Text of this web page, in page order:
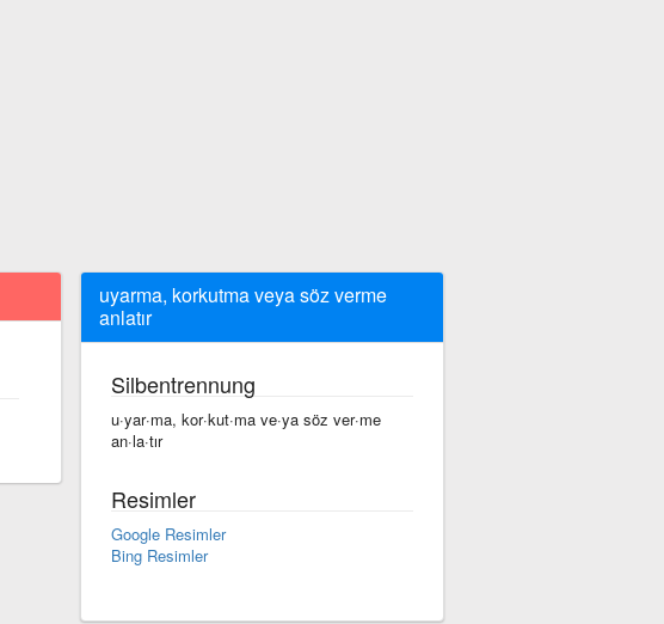
uyarma, korkutma veya söz verme
anlatır
Silbentrennung
u·yar·ma, kor·kut·ma ve·ya söz ver·me
an·la·tır
Resimler
Google Resimler
Bing Resimler